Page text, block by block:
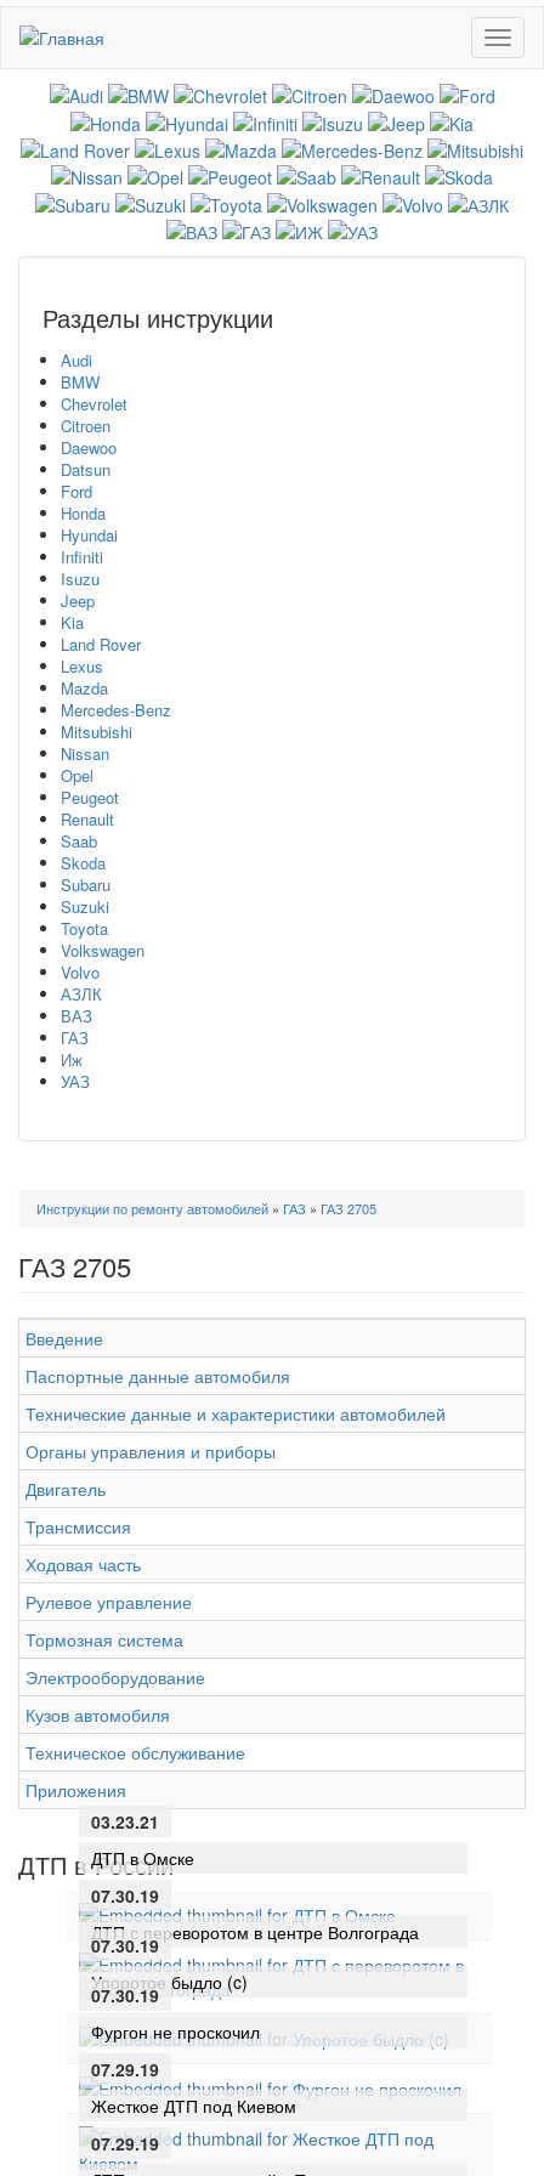
основному
содержанию
Разделы инструкции
Audi
BMW
Chevrolet
Citroen
Daewoo
Datsun
Ford
Honda
Hyundai
Infiniti
Isuzu
Jeep
Kia
Land Rover
Lexus
Mazda
Mercedes-Benz
Mitsubishi
Nissan
Opel
Peugeot
Renault
Saab
Skoda
Subaru
Suzuki
Toyota
Volkswagen
Volvo
АЗЛК
ВАЗ
ГАЗ
Иж
УАЗ
Вы
Инструкции по ремонту автомобилей » ГАЗ » ГАЗ 2705
ГАЗ 2705
Введение
Паспортные данные автомобиля
Технические данные и характеристики автомобилей
Органы управления и приборы
Двигатель
Трансмиссия
Ходовая часть
Рулевое управление
Тормозная система
Электрооборудование
Кузов автомобиля
Техническое обслуживание
Приложения
ДТП в России
03.23.21
ДТП в Омске
07.30.19
ДТП с переворотом в центре Волгограда
07.30.19
Упоротое быдло (c)
07.30.19
Фургон не проскочил
07.29.19
Жесткое ДТП под Киевом
07.29.19